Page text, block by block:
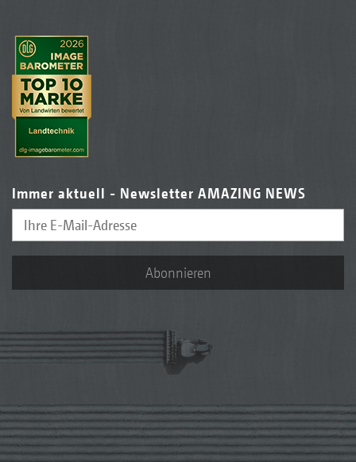
Immer aktuell - Newsletter AMAZING NEWS
Abonnieren